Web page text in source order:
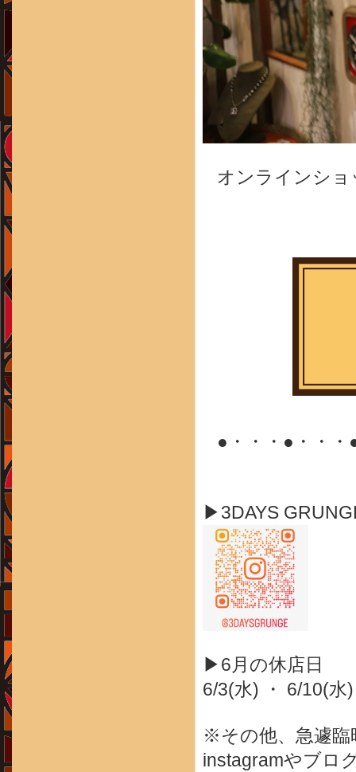
オンラインシ
●・・・●・・
▶3DAYS
▶6月の休店日
6/3(水) ・ 6/10(
※その他、急遽臨
instagramやブロ